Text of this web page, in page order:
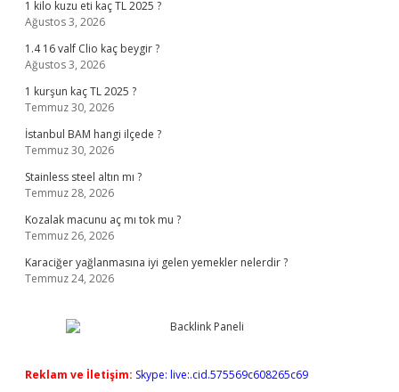
1 kilo kuzu eti kaç TL 2025 ?
Ağustos 3, 2026
1.4 16 valf Clio kaç beygir ?
Ağustos 3, 2026
1 kurşun kaç TL 2025 ?
Temmuz 30, 2026
İstanbul BAM hangi ilçede ?
Temmuz 30, 2026
Stainless steel altın mı ?
Temmuz 28, 2026
Kozalak macunu aç mı tok mu ?
Temmuz 26, 2026
Karaciğer yağlanmasına iyi gelen yemekler nelerdir ?
Temmuz 24, 2026
Reklam ve İletişim: Skype: live:.cid.575569c608265c69